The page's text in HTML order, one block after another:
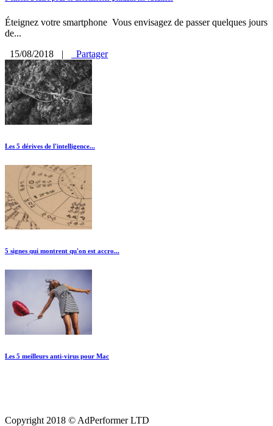
Éteignez votre smartphone Vous envisagez de passer quelques jours
de...
15/08/2018
| Partager
Les 5 dérives de l'intelligence...
5 signes qui montrent qu'on est accro...
Les 5 meilleurs anti-virus pour Mac
Copyright 2018 © AdPerformer LTD